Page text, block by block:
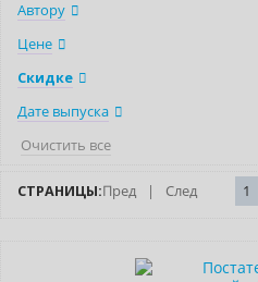
Автору
Цене
Скидке
Дате выпуска
Очистить все
СТРАНИЦЫ:Пред | След 1